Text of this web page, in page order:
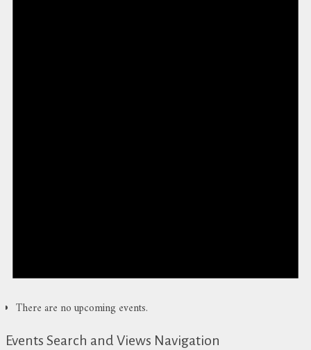
There are no upcoming events.
Events Search and Views Navigation